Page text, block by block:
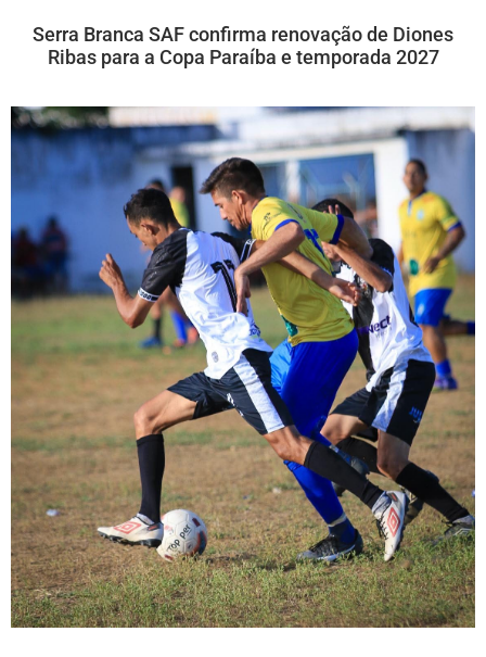
Serra Branca SAF confirma renovação de Diones
Ribas para a Copa Paraíba e temporada 2027